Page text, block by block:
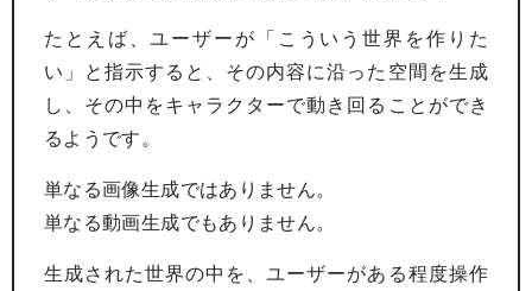
たとえば、ユーザーが「こういう世界を作りた
い」と指示すると、その内容に沿った空間を生成
し、その中をキャラクターで動き回ることができ
るようです。
単なる画像生成ではありません。
単なる動画生成でもありません。
生成された世界の中を、ユーザーがある程度操作